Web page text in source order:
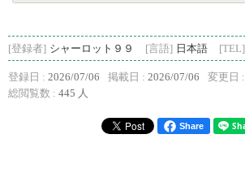
[登録者] シャーロット９９ [言語] 日本語 [TEL]
登録日 : 2026/07/06 掲載日 : 2026/07/06 変更日 :
総閲覧数 : 445 人
Share